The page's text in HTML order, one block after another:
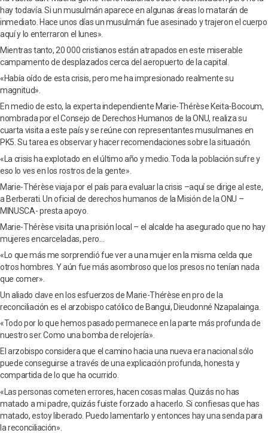
hay todavía. Si un musulmán aparece en algunas áreas lo matarán de
inmediato. Hace unos días un musulmán fue asesinado y trajeron el cuerpo
aquí y lo enterraron el lunes».
Mientras tanto, 20 000 cristianos están atrapados en este miserable
campamento de desplazados cerca del aeropuerto de la capital.
«Había oído de esta crisis, pero me ha impresionado realmente su
magnitud».
En medio de esto, la experta independiente Marie-Thérèse Keita-Bocoum,
nombrada por el Consejo de Derechos Humanos de la ONU, realiza su
cuarta visita a este país y se reúne con representantes musulmanes en
PK5. Su tarea es observar y hacer recomendaciones sobre la situación.
«La crisis ha explotado en el último año y medio. Toda la población sufre y
eso lo ves en los rostros de la gente».
Marie-Thérèse viaja por el país para evaluar la crisis –aquí se dirige al este,
a Berberati. Un oficial de derechos humanos de la Misión de la ONU –
MINUSCA- presta apoyo.
Marie-Thérèse visita una prisión local – el alcalde ha asegurado que no hay
mujeres encarceladas, pero…
«Lo que más me sorprendió fue ver a una mujer en la misma celda que
otros hombres. Y aún fue más asombroso que los presos no tenían nada
que comer».
Un aliado clave en los esfuerzos de Marie-Thérèse en pro de la
reconciliación es el arzobispo católico de Bangui, Dieudonné Nzapalainga.
«Todo por lo que hemos pasado permanece en la parte más profunda de
nuestro ser. Como una bomba de relojería».
El arzobispo considera que el camino hacia una nueva era nacional sólo
puede conseguirse a través de una explicación profunda, honesta y
compartida de lo que ha ocurrido.
«Las personas cometen errores, hacen cosas malas. Quizás no has
matado a mi padre, quizás fuiste forzado a hacerlo. Si confiesas que has
matado, estoy liberado. Puedo lamentarlo y entonces hay una senda para
la reconciliación».